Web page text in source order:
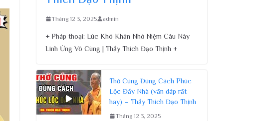
Tháng 12 3, 2025 admin
+ Pháp thoại: Lúc Khó Khăn Nhớ Niệm Câu Này
Linh Ứng Vô Cùng | Thầy Thích Đạo Thịnh +
Thờ Cúng Đúng Cách Phúc
Lộc Đầy Nhà (vấn đáp rất
hay) – Thầy Thích Đạo Thịnh
Tháng 12 3, 2025